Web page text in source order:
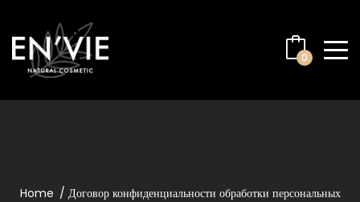
0
Home
Договор конфиденциальности обработки персональных